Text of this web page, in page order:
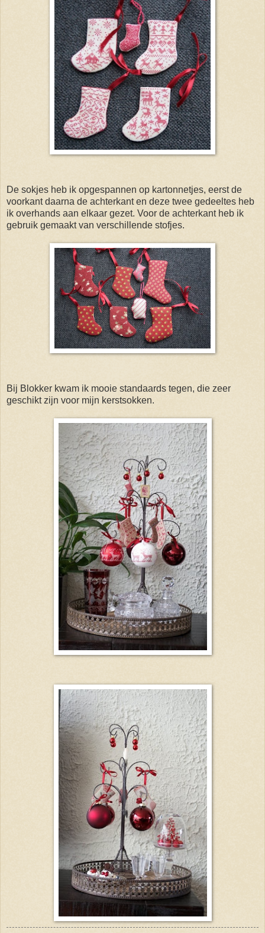
De sokjes heb ik opgespannen op kartonnetjes, eerst de
voorkant daarna de achterkant en deze twee gedeeltes heb
ik overhands aan elkaar gezet. Voor de achterkant heb ik
gebruik gemaakt van verschillende stofjes.
Bij Blokker kwam ik mooie standaards tegen, die zeer
geschikt zijn voor mijn kerstsokken.